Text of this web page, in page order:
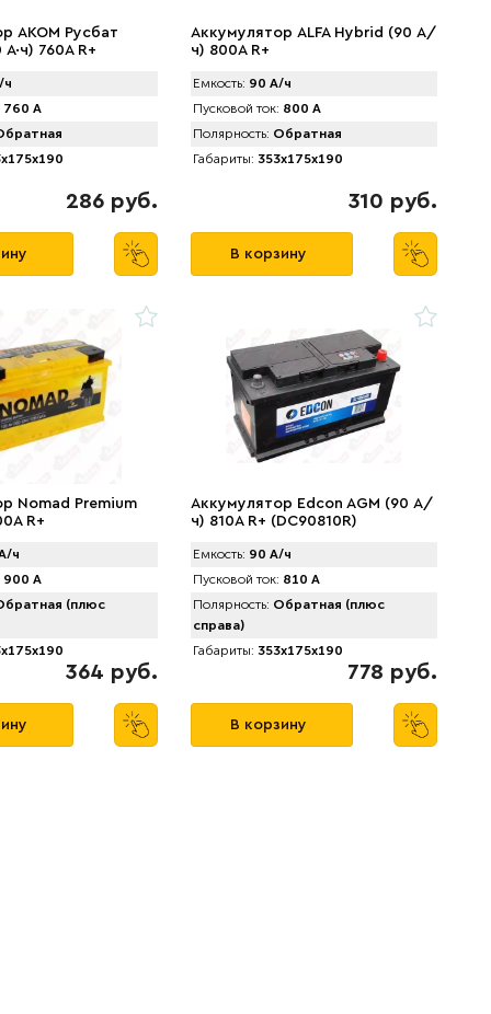
AKOM Русбат
760A R+
760 А
286 руб.
Аккумулятор АLFA Hybrid (90 А/
ч) 800A R+
Емкость: 90 А/ч
Пусковой ток: 800 А
Полярность: Обратная
Габариты: 353x175x190
310 руб.
В корзину
Nomad Premium
R+
ч
900 А
(плюс
364 руб.
Аккумулятор Edcon AGM (90 А/
ч) 810A R+ (DC90810R)
Емкость: 90 А/ч
Пусковой ток: 810 А
Полярность: Обратная (плюс
справа)
Габариты: 353x175x190
778 руб.
В корзину